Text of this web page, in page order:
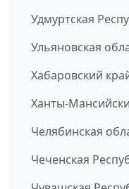
Удмуртская
Ульяновская
Хабаровский
Ханты-
Челябинская
Чеченская